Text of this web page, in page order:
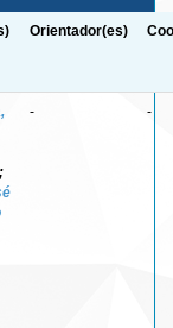
Orientador(es)
;
- -